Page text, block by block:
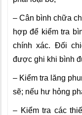
– Cân bình chữa
hợp để kiểm tra
chính xác. Đối
được ghi khi bình
– Kiểm tra lăng
sẽ; nếu hư hỏng
– Kiểm tra các